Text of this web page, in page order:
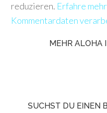
reduzieren. Erfahre
Kommentardaten
MEHR ALOHA
SUCHST DU EINEN